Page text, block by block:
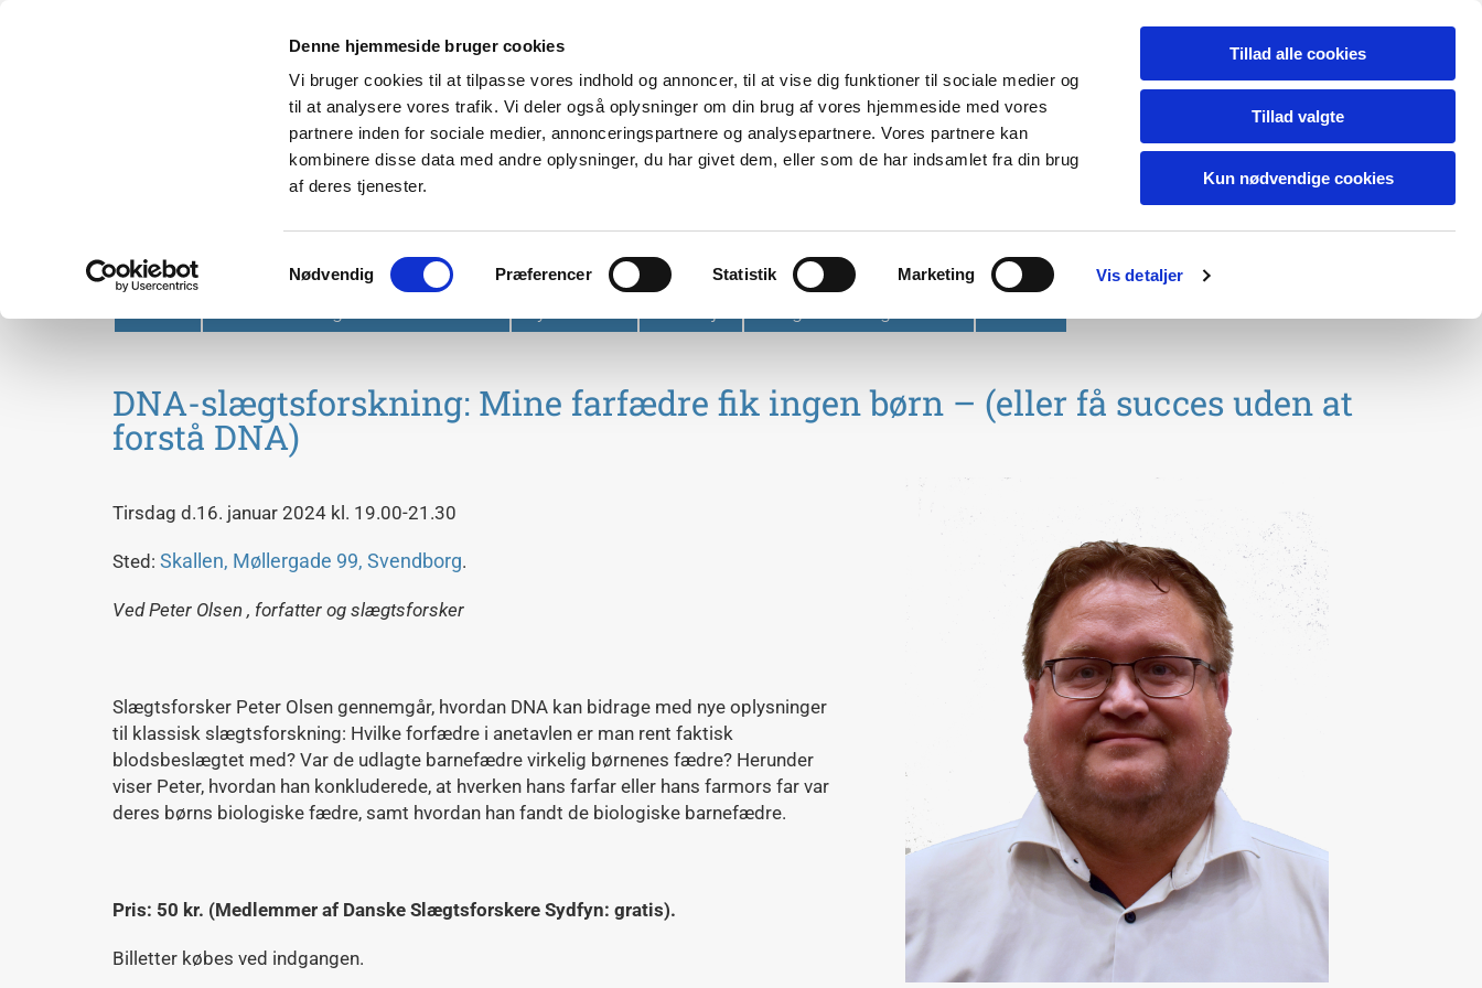
Denne hjemmeside bruger cookies
Vi bruger cookies til at tilpasse vores indhold og annoncer, til at vise dig funktioner til sociale medier og
til at analysere vores trafik. Vi deler også oplysninger om din brug af vores hjemmeside med vores
partnere inden for sociale medier, annonceringspartnere og analysepartnere. Vores partnere kan
kombinere disse data med andre oplysninger, du har givet dem, eller som de har indsamlet fra din brug
af deres tjenester.
Nødvendig Præferencer Statistik Marketing Vis detaljer
Tillad alle cookies
Tillad valgte
Kun nødvendige cookies
DNA-slægtsforskning: Mine farfædre fik ingen børn – (eller få succes uden at
forstå DNA)
Tirsdag d.16. januar 2024 kl. 19.00-21.30
Sted: Skallen, Møllergade 99, Svendborg.
Ved Peter Olsen , forfatter og slægtsforsker
Slægtsforsker Peter Olsen gennemgår, hvordan DNA kan bidrage med nye oplysninger
til klassisk slægtsforskning: Hvilke forfædre i anetavlen er man rent faktisk
blodsbeslægtet med? Var de udlagte barnefædre virkelig børnenes fædre? Herunder
viser Peter, hvordan han konkluderede, at hverken hans farfar eller hans farmors far var
deres børns biologiske fædre, samt hvordan han fandt de biologiske barnefædre.
Pris: 50 kr. (Medlemmer af Danske Slægtsforskere Sydfyn: gratis).
Billetter købes ved indgangen.